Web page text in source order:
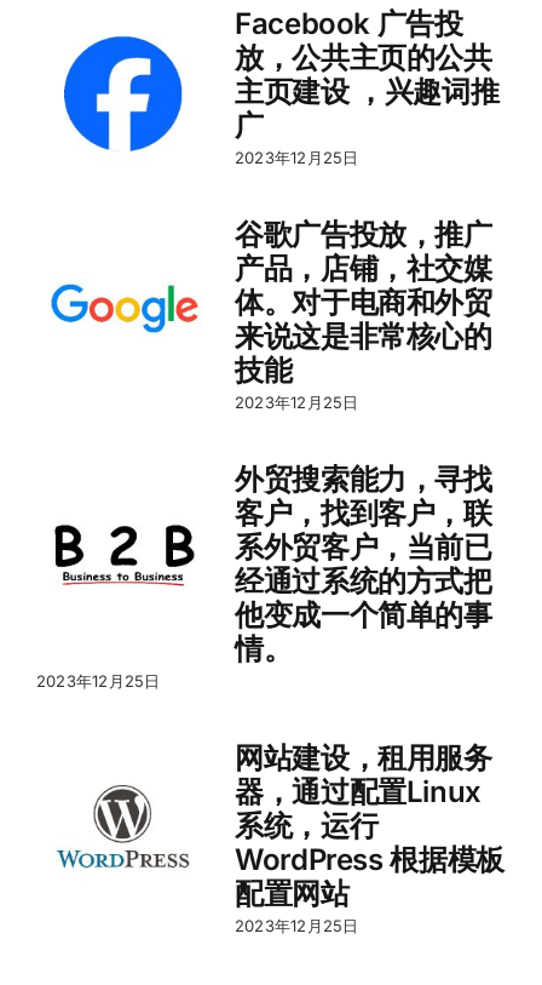
Facebook 广告投
放，公共主页的公共
主页建设 ，兴趣词推
广
2023年12月25日
谷歌广告投放，推广
产品，店铺，社交媒
体。对于电商和外贸
来说这是非常核心的
技能
2023年12月25日
外贸搜索能力，寻找
客户，找到客户，联
系外贸客户，当前已
经通过系统的方式把
他变成一个简单的事
情。
2023年12月25日
网站建设，租用服务
器，通过配置Linux
系统，运行
WordPress 根据模板
配置网站
2023年12月25日